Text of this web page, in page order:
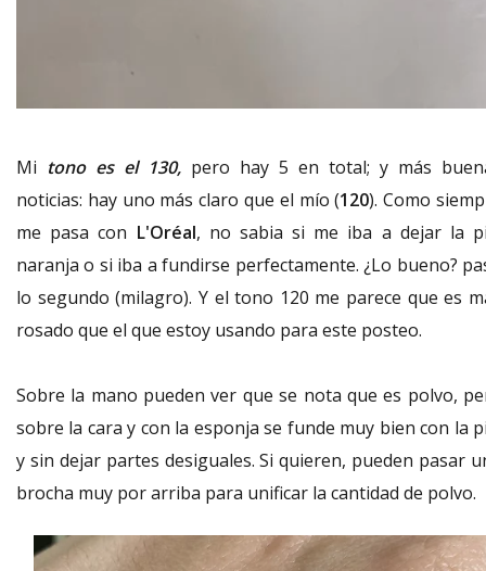
Mi tono es el 130, pero hay 5 en total; y más
noticias: hay uno más claro que el mío (120). Como
me pasa con L'Oréal, no sabia si me iba a dejar la
naranja o si iba a fundirse perfectamente. ¿Lo bueno?
lo segundo (milagro). Y el tono 120 me parece que es
rosado que el que estoy usando para este posteo.
Sobre la mano pueden ver que se nota que es polvo,
sobre la cara y con la esponja se funde muy bien con la
y sin dejar partes desiguales. Si quieren, pueden pasar
brocha muy por arriba para unificar la cantidad de polvo.